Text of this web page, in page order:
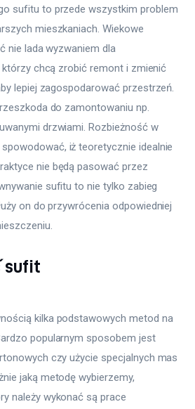
sufitu to przede wszystkim problem
mieszkaniach. Wiekowe
nie lada wyzwaniem dla
chcą zrobić remont i zmienić
lepiej zagospodarować przestrzeń.
do zamontowaniu np.
drzwiami. Rozbieżność w
iż teoretycznie idealnie
nie będą pasować przez
sufitu to nie tylko zabieg
on do przywrócenia odpowiedniej
sufit
kilka podstawowych metod na
popularnym sposobem jest
czy użycie specjalnych mas
jaką metodę wybierzemy,
należy wykonać są prace